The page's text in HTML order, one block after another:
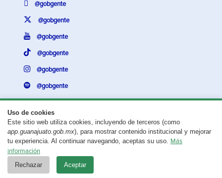
Uso de cookies
Este sitio web utiliza cookies, incluyendo de terceros (como
app.guanajuato.gob.mx), para mostrar contenido institucional y mejorar
tu experiencia. Al continuar navegando, aceptas su uso. Más
información
Rechazar Aceptar
@gobgente
@gobgente
@gobgente
@gobgente
@gobgente
@gobgente
¿Existe algún problema con esta página?Repórtalo aquí.
Aviso legal